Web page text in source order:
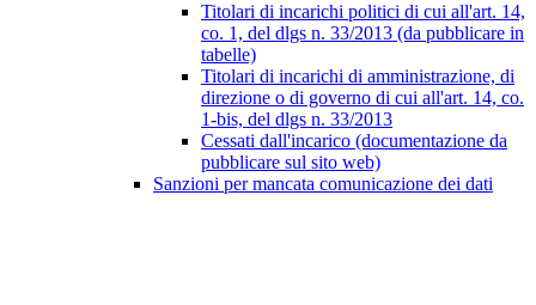
Titolari di incarichi politici di cui all'art. 14,
co. 1, del dlgs n. 33/2013 (da pubblicare in
tabelle)
Titolari di incarichi di amministrazione, di
direzione o di governo di cui all'art. 14, co.
1-bis, del dlgs n. 33/2013
Cessati dall'incarico (documentazione da
pubblicare sul sito web)
Sanzioni per mancata comunicazione dei dati